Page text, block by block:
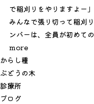
で稲刈りをやりますよー
みんなで張り切って稲刈
ンバーは、全員が初めて
more
から し種
ぶ ど う の木
診療所
ブロ グ